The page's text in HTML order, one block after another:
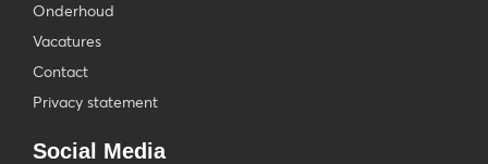
Onderhoud
Vacatures
Contact
Privacy statement
Social Media